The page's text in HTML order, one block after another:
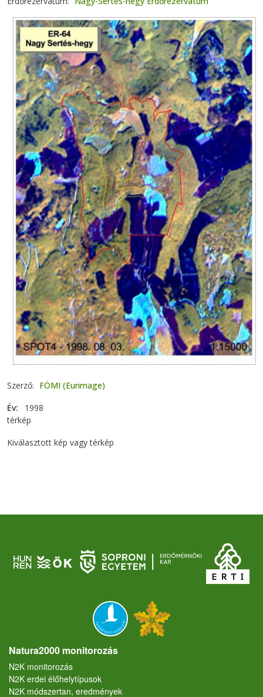
Szerző
FÖMI (Eurimage)
Év
1998
térkép
Kiválasztott kép vagy térkép
Natura2000 monitorozás
N2K monitorozás
N2K erdei élőhelytípusok
N2K módszertan, eredmények